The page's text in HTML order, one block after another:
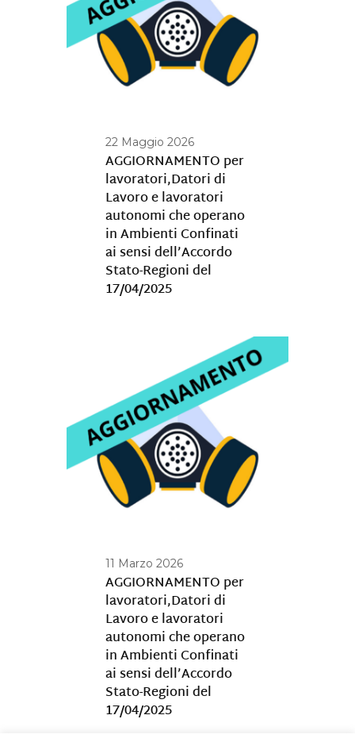
22 Maggio 2026
AGGIORNAMENTO per
lavoratori,Datori di
Lavoro e lavoratori
autonomi che operano
in Ambienti Confinati
ai sensi dell’Accordo
Stato-Regioni del
17/04/2025
11 Marzo 2026
AGGIORNAMENTO per
lavoratori,Datori di
Lavoro e lavoratori
autonomi che operano
in Ambienti Confinati
ai sensi dell’Accordo
Stato-Regioni del
17/04/2025